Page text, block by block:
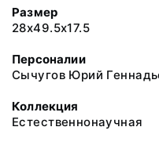
Размер
28x49.5x17.5
Персоналии
Сычугов Юрий
Коллекция
Естественнонаучная